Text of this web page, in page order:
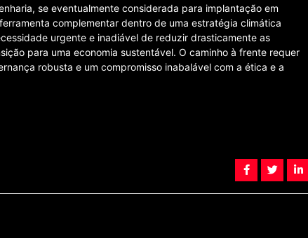
se eventualmente considerada para implantação em
complementar dentro de uma estratégia climática
urgente e inadiável de reduzir drasticamente as
para uma economia sustentável. O caminho à frente requer
robusta e um compromisso inabalável com a ética e a